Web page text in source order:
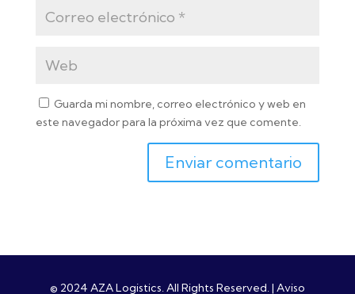
Guarda mi nombre, correo electrónico y web en
este navegador para la próxima vez que comente.
© 2024 AZA Logistics. All Rights Reserved. | Aviso